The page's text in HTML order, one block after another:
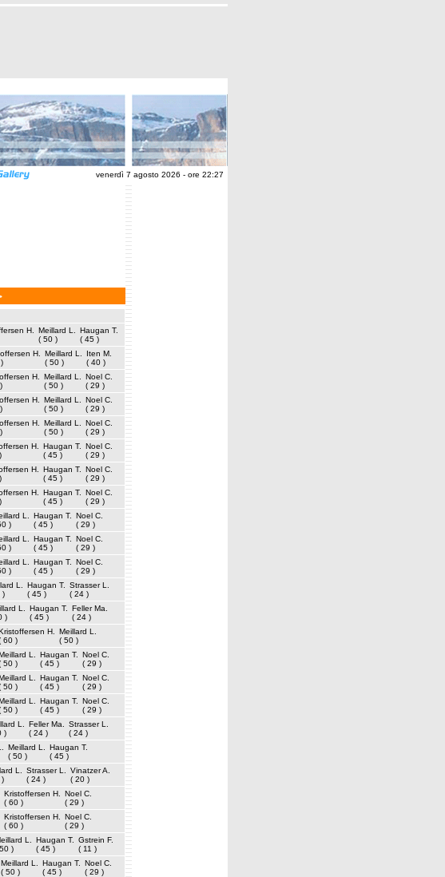
venerdì 7 agosto 2026 - ore 22:27
H.
Meillard L.
( 50 )
Haugan T.
( 45 )
H.
Meillard L.
( 50 )
Iten M.
( 40 )
H.
Meillard L.
( 50 )
Noel C.
( 29 )
H.
Meillard L.
( 50 )
Noel C.
( 29 )
H.
Meillard L.
( 50 )
Noel C.
( 29 )
H.
Haugan T.
( 45 )
Noel C.
( 29 )
H.
Haugan T.
( 45 )
Noel C.
( 29 )
H.
Haugan T.
( 45 )
Noel C.
( 29 )
L.
)
Haugan T.
( 45 )
Noel C.
( 29 )
L.
)
Haugan T.
( 45 )
Noel C.
( 29 )
L.
)
Haugan T.
( 45 )
Noel C.
( 29 )
L.
)
Haugan T.
( 45 )
Strasser L.
( 24 )
L.
)
Haugan T.
( 45 )
Feller Ma.
( 24 )
H.
60 )
Meillard L.
( 50 )
L.
50 )
Haugan T.
( 45 )
Noel C.
( 29 )
L.
50 )
Haugan T.
( 45 )
Noel C.
( 29 )
L.
50 )
Haugan T.
( 45 )
Noel C.
( 29 )
L.
)
Feller Ma.
( 24 )
Strasser L.
( 24 )
Meillard L.
( 50 )
Haugan T.
( 45 )
L.
)
Strasser L.
( 24 )
Vinatzer A.
( 20 )
Kristoffersen H.
( 60 )
Noel C.
( 29 )
Kristoffersen H.
( 60 )
Noel C.
( 29 )
L.
)
Haugan T.
( 45 )
Gstrein F.
( 11 )
Meillard L.
( 50 )
Haugan T.
( 45 )
Noel C.
( 29 )